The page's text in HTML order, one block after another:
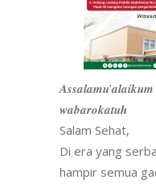
𝒘𝒂𝒃𝒂𝒓𝒐𝒌𝒂𝒕𝒖𝒉
Salam Sehat,
Di era yang
hampir semua